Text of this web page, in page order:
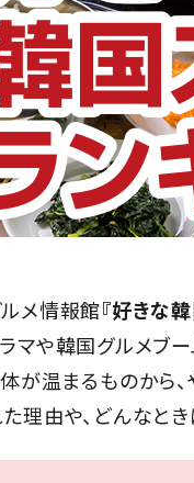
メ情報館『好きな
マや韓国グルメブ
が温まるものから
理由や、どんなと